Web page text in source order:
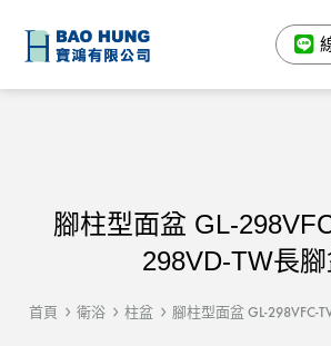
腳柱型面盆 GL-
298VD-TW長
首頁 衛浴 柱盆 腳柱型面盆 GL-298VFC-